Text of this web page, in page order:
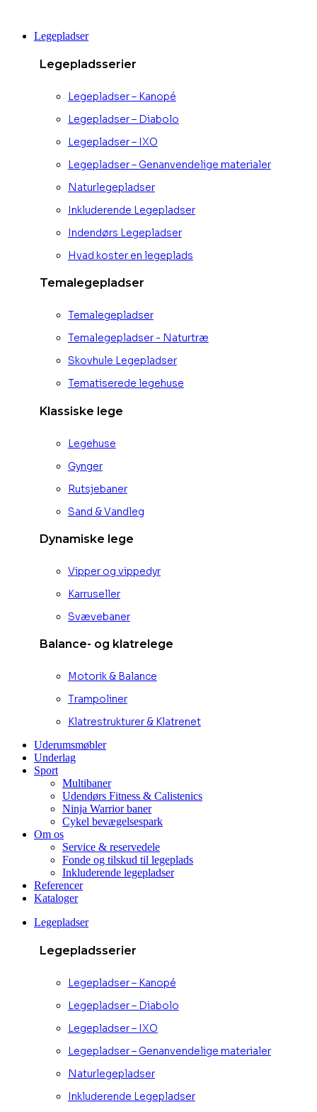
indholdLegepladser
Legepladsserier
Legepladser – Kanopé
Legepladser – Diabolo
Legepladser – IXO
Legepladser – Genanvendelige materialer
Naturlegepladser
Inkluderende Legepladser
Indendørs Legepladser
Hvad koster en legeplads
Temalegepladser
Temalegepladser
Temalegepladser - Naturtræ
Skovhule Legepladser
Tematiserede legehuse
Klassiske lege
Legehuse
Gynger
Rutsjebaner
Sand & Vandleg
Dynamiske lege
Vipper og vippedyr
Karruseller
Svævebaner
Balance- og klatrelege
Motorik & Balance
Trampoliner
Klatrestrukturer & Klatrenet
Uderumsmøbler
Underlag
Sport
Multibaner
Udendørs Fitness & Calistenics
Ninja Warrior baner
Cykel bevægelsespark
Om os
Service & reservedele
Fonde og tilskud til legeplads
Inkluderende legepladser
Referencer
Kataloger
Legepladser
Legepladsserier
Legepladser – Kanopé
Legepladser – Diabolo
Legepladser – IXO
Legepladser – Genanvendelige materialer
Naturlegepladser
Inkluderende Legepladser